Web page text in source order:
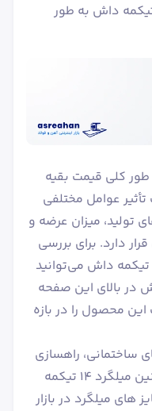
وزن هر شاخه از میلگرد ۱۴ تیکمه داش به طور
و به طور کلی قیمت بقیه
عوامل مختلفی
تولید، میزان عرضه و
دارد. برای بررسی
کامل تر نوسانات قیمت میلگرد ۱۴ تیکمه داش می‌توانید
در بالای این صفحه
محصول را در بازه
ساختمانی، راهسازی
و دال های بتنی کاربرد دارد. همچنین میلگرد ۱۴ تیکمه
میلگرد در بازار